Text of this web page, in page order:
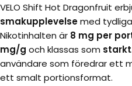
VELO Shift Hot Dragonfruit
smakupplevelsemed
Nikotinhalten är 8 mg per
mg/g och klassas som starkt
användare som föredrar ett
ett smalt portionsformat.